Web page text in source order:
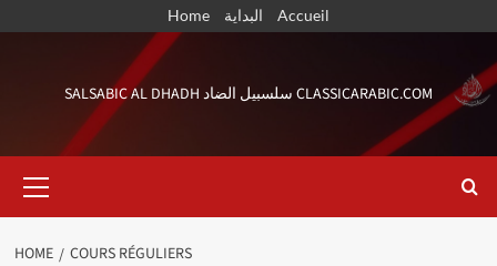
Home البداية Accueil
SALSABIC AL DHADH سلسبيل الضاد CLASSICARABIC.COM
Menu
HOME COURS RÉGULIERS